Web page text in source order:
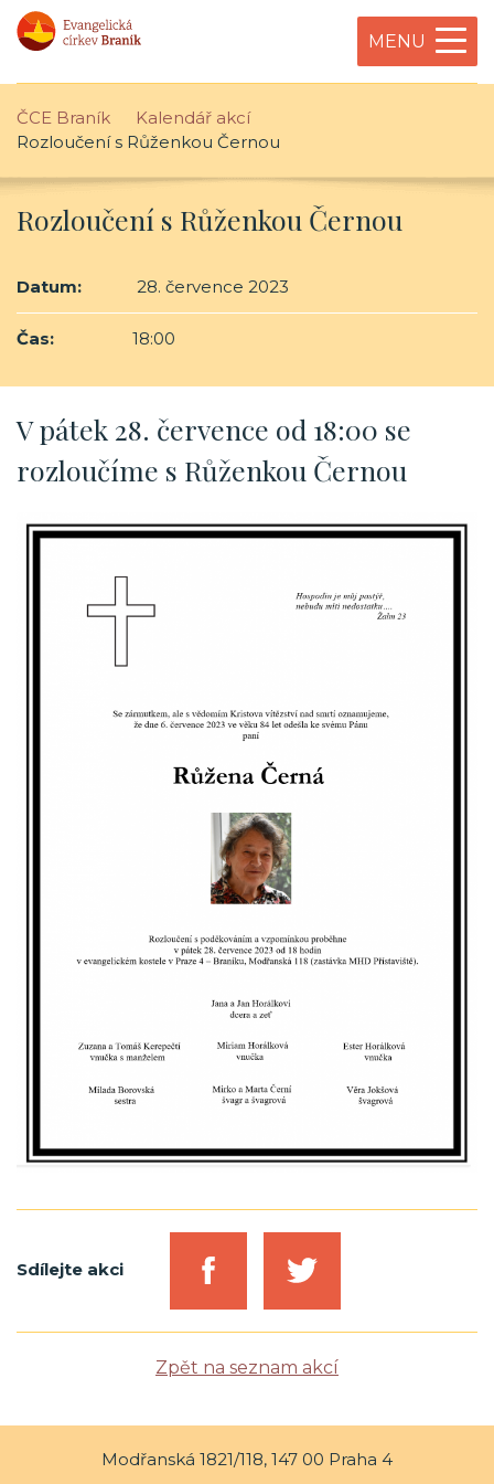
MENU
ČCE Braník
Kalendář akcí
Rozloučení s Růženkou Černou
Rozloučení s Růženkou Černou
Datum: 28. července 2023
Čas: 18:00
V pátek 28. července od 18:00 se
rozloučíme s Růženkou Černou
Sdílejte akci
Zpět na seznam akcí
Modřanská 1821/118, 147 00 Praha 4